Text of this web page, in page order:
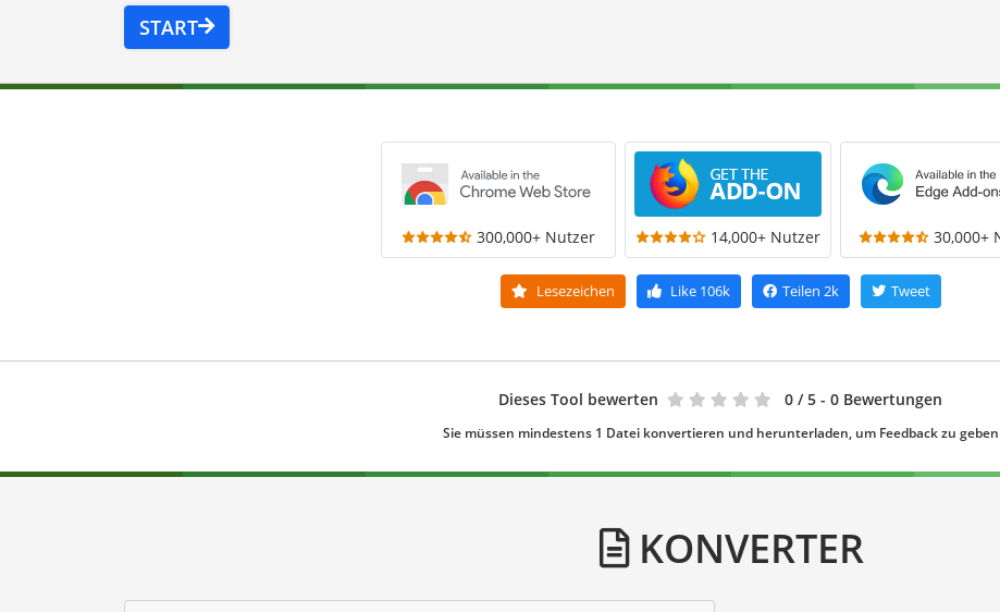
START
300,000+ Nutzer 14,000+ Nutzer 30,000+
Lesezeichen Like106k Teilen 2k Tweet
Dieses Tool bewerten 0 / 5 - 0 Bewertungen
Sie müssen mindestens 1 Datei konvertieren und herunterladen, um Feedback zu geben
KONVERTER